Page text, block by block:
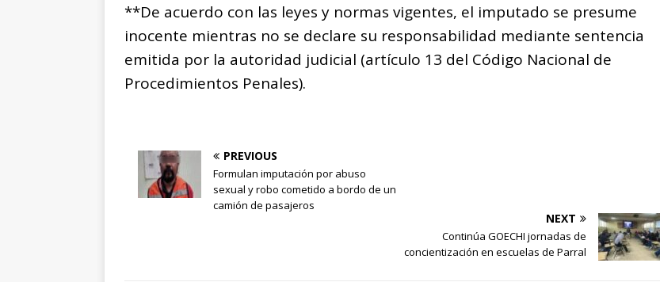
**De acuerdo con las leyes y normas vigentes, el imputado se presume
inocente mientras no se declare su responsabilidad mediante sentencia
emitida por la autoridad judicial (artículo 13 del Código Nacional de
Procedimientos Penales).
PREVIOUS
Formulan imputación por abuso
sexual y robo cometido a bordo de un
camión de pasajeros
NEXT
Continúa GOECHI jornadas de
concientización en escuelas de Parral